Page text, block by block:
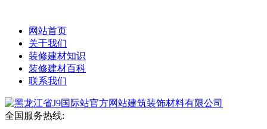
网站首页
关于我们
装修建材知识
装修建材百科
联系我们
全国服务热线: